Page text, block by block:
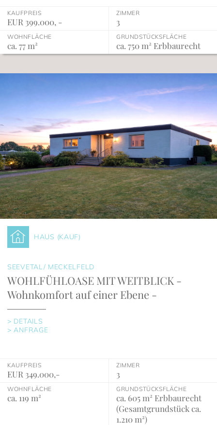
KAUFPREIS
EUR 399.000, -
ZIMMER
3
WOHNFLÄCHE
ca. 77 m²
GRUNDSTÜCKSFLÄCHE
ca. 750 m² Erbbaurecht
HAUS (KAUF)
SEEVETAL/ MECKELFELD
WOHLFÜHLOASE MIT WEITBLICK -
Wohnkomfort auf einer Ebene -
> DETAILS
> ANFRAGE
KAUFPREIS
EUR 349.000,-
ZIMMER
3
WOHNFLÄCHE
ca. 119 m²
GRUNDSTÜCKSFLÄCHE
ca. 605 m² Erbbaurecht
(Gesamtgrundstück ca.
1.210 m²)